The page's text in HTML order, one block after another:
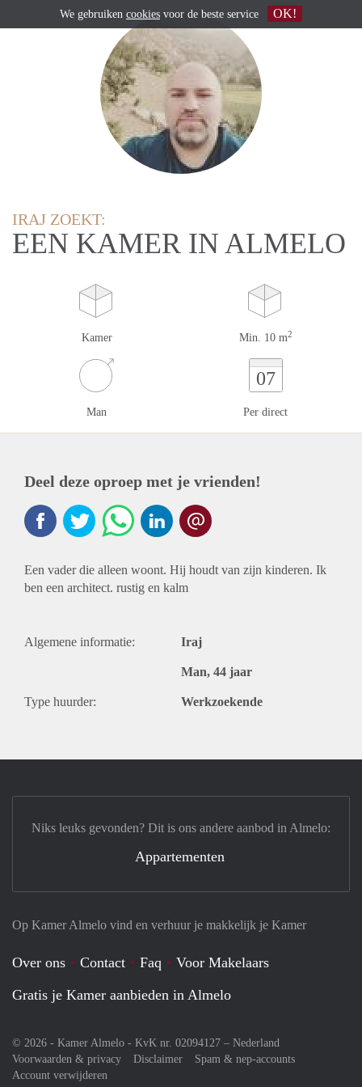
IRAJ ZOEKT:
EEN KAMER IN ALMELO
Kamer Min. 10 m2
Man
07
Per direct
Deel deze oproep met je vrienden!
Een vader die alleen woont. Hij houdt van zijn kinderen. Ik
ben een architect. rustig en kalm
Algemene informatie: Iraj
Man, 44 jaar
Type huurder: Werkzoekende
Op Kamer Almelo vind en verhuur je makkelijk je Kamer
Over ons Contact Faq
Voor Makelaars
Gratis je Kamer aanbieden in Almelo
© 2026 - Kamer Almelo - KvK nr. 02094127 – Nederland
Voorwaarden & privacy
Disclaimer
Spam & nep-accounts
Account verwijderen
Niks leuks gevonden? Dit is ons andere aanbod in Almelo:
Appartementen
We gebruiken cookies voor de beste service OK!